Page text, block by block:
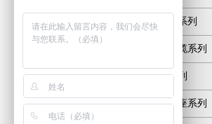
水晶头系列
光纤光缆系列
机柜系列
面板插座系列
挂墙式网络机柜